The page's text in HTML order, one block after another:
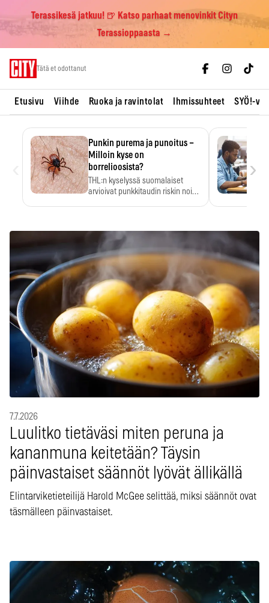
Terassikesä jatkuu! 🍺 Katso parhaat menovinkit Cityn
Terassioppaasta →
Tätä et odottanut
Etusivu Viihde Ruoka ja ravintolat Ihmissuhteet SYÖ!-
Punkin purema ja punoitus –
Milloin kyse on
borrelioosista?
THL:n kyselyssä suomalaiset
arvioivat punkkitaudin riskin noin
›
7.7.2026
Luulitko tietäväsi miten peruna ja
kananmuna keitetään? Täysin
päinvastaiset säännöt lyövät ällikällä
Elintarviketieteilijä Harold McGee selittää, miksi säännöt ovat
täsmälleen päinvastaiset.